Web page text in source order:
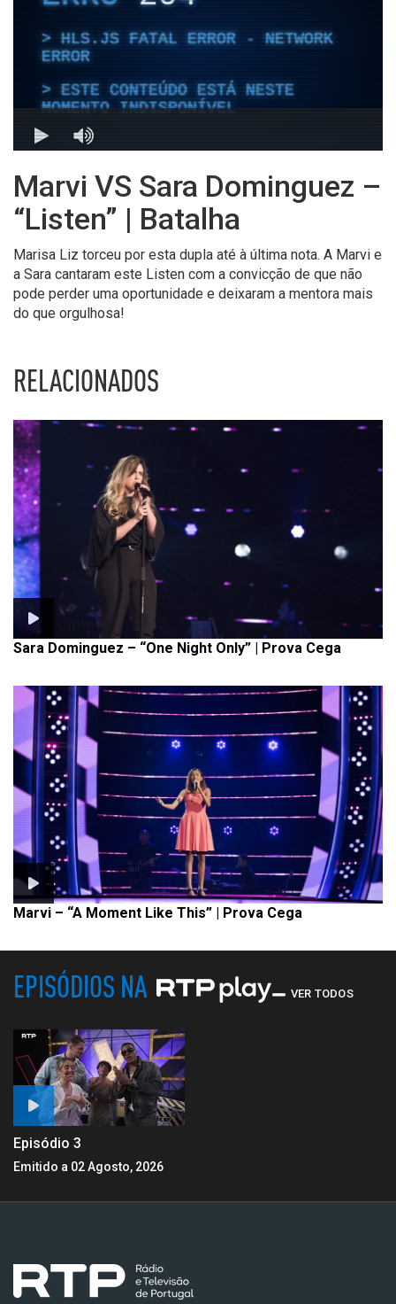
Marvi VS Sara Dominguez –
“Listen” | Batalha
Marisa Liz torceu por esta dupla até à última nota. A Marvi e
a Sara cantaram este Listen com a convicção de que não
pode perder uma oportunidade e deixaram a mentora mais
do que orgulhosa!
RELACIONADOS
Sara Dominguez – “One Night Only” | Prova Cega
Marvi – “A Moment Like This” | Prova Cega
EPISÓDIOS NA VER TODOS
Episódio 3
Emitido a 02 Agosto, 2026